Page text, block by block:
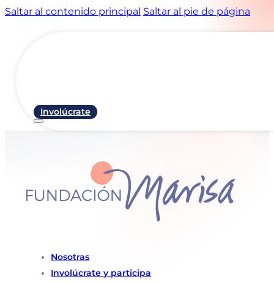
Saltar al contenido principal Saltar al pie de página
Involúcrate
Nosotras
Involúcrate y participa